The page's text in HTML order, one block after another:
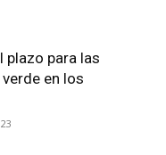
plazo para las
en los